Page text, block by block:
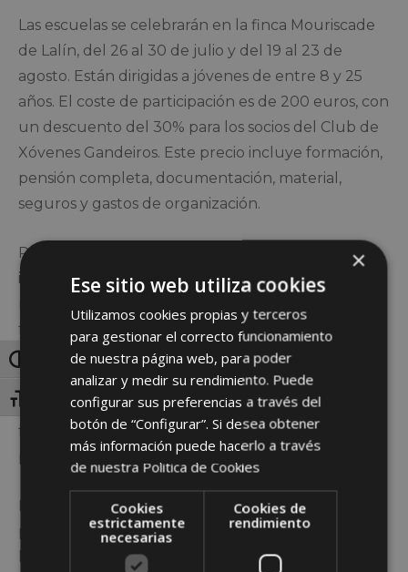
Alternar alto contraste
Alternar tamaño de letra
Las escuelas se celebrarán en la finca Mouriscade
de Lalín, del 26 al 30 de julio y del 19 al 23 de
agosto. Están dirigidas a jóvenes de entre 8 y 25
años. El coste de participación es de 200 euros, con
un descuento del 30% para los socios del Club de
Xóvenes Gandeiros. Este precio incluye formación,
pensión completa, documentación, material,
seguros y gastos de organización.
Para inscribirse, es necesario enviar el boletín de
inscripción junto con justificante de tener
fecha que mejor se adapte a sus necesidades,
aunque estará sujeta a posibles cambios
organizativos. La organización de la escuela se
comunicará con las familias para asegurar el mejor
funcionamiento del evento, distribuyendo a los
participantes según sus edades y conocimientos.
Estas escuelas son una oportunidad inestimable
para que los jóvenes ganaderos adquieran
habilidades prácticas y se integren en una
×
Ese sitio web utiliza cookies
Utilizamos cookies propias y terceros
para gestionar el correcto funcionamiento
de nuestra página web, para poder
analizar y medir su rendimiento. Puede
configurar sus preferencias a través del
botón de “Configurar”. Si desea obtener
más información puede hacerlo a través
de nuestra Politica de Cookies
Cookies
estrictamente
necesarias
Cookies de
rendimiento